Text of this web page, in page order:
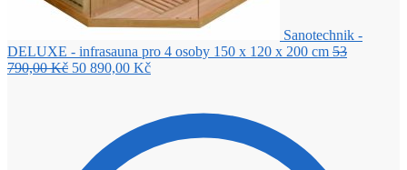
Sanotechnik -
DELUXE - infrasauna pro 4 osoby 150 x 120 x 200 cm 53
790,00Kč Původní
790,00 Kč.
50 890,00 KčAktuální
50